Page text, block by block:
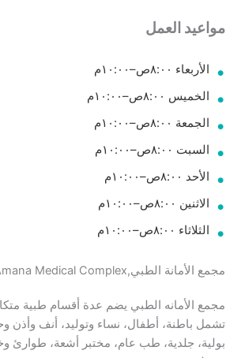
مواعيد العمل
الأربعاء ٨:٠٠ص–١٠:٠٠م
الخميس ٨:٠٠ص–١٠:٠٠م
الجمعة ٨:٠٠ص–١٠:٠٠م
السبت ٨:٠٠ص–١٠:٠٠م
الأحد ٨:٠٠ص–١٠:٠٠م
الاثنين ٨:٠٠ص–١٠:٠٠م
الثلاثاء ٨:٠٠ص–١٠:٠٠م
مجمع الأمانة الطبي,Al Amana Medical Complex
مجمع الأمانه الطبي يضم عدة أقسام طبية
تشمل باطنة، أطفال، نساء وتوليد، أنف وأذن